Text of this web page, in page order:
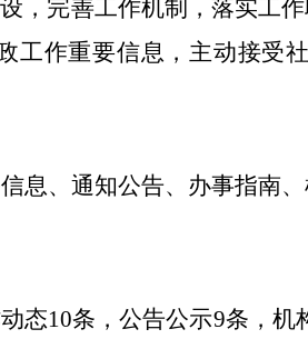
，完善工作机制，落实工
工作重要信息，主动接受
息、通知公告、办事指南
态10条，公告公示9条，机